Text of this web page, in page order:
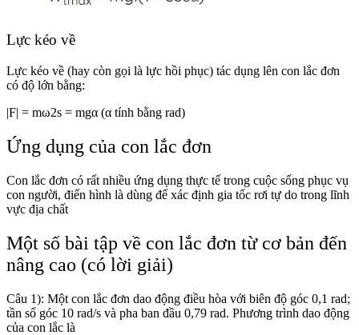
Lực kéo về
Lực kéo về (hay còn gọi là lực hồi phục) tác dụng lên con lắc đơn
có độ lớn bằng:
|F| = mω2s = mgα (α tính bằng rad)
Ứng dụng của con lắc đơn
Con lắc đơn có rất nhiều ứng dụng thực tế trong cuộc sống phục vụ
con người, điển hình là dùng để xác định gia tốc rơi tự do trong lĩnh
vực địa chất
Một số bài tập về con lắc đơn từ cơ bản đến
nâng cao (có lời giải)
Câu 1): Một con lắc đơn dao động điều hòa với biên độ góc 0,1 rad;
tần số góc 10 rad/s và pha ban đầu 0,79 rad. Phương trình dao động
của con lắc là